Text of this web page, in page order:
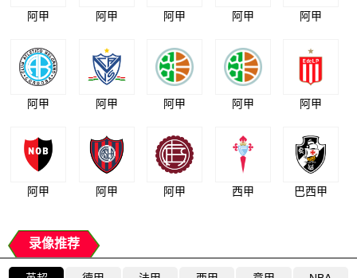
阿甲 阿甲 阿甲 阿甲 阿甲
阿甲 阿甲 阿甲 阿甲 阿甲
阿甲 阿甲 阿甲 西甲 巴西甲
录像推荐